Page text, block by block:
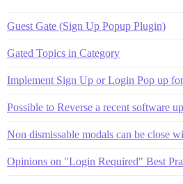
Guest Gate (Sign Up Popup Plugin)
Gated Topics in Category
Implement Sign Up or Login Pop up
Possible to Reverse a recent software
Non dismissable modals can be close
Opinions on "Login Required" Best